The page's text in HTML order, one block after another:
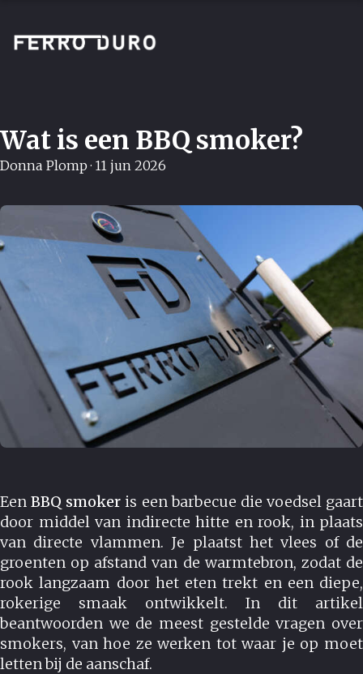
Wat is een BBQ smoker?
Donna Plomp· 11 jun 2026
EenBBQ smoker is een barbecue die voedsel gaart
door middel van indirecte hitte en rook, in plaats
van directe vlammen. Je plaatst het vlees of de
groenten op afstand van de warmtebron, zodat de
rook langzaam door het eten trekt en een diepe,
rokerige smaak ontwikkelt. In dit artikel
beantwoorden we de meest gestelde vragen over
smokers, van hoe ze werken tot waar je op moet
letten bij de aanschaf.